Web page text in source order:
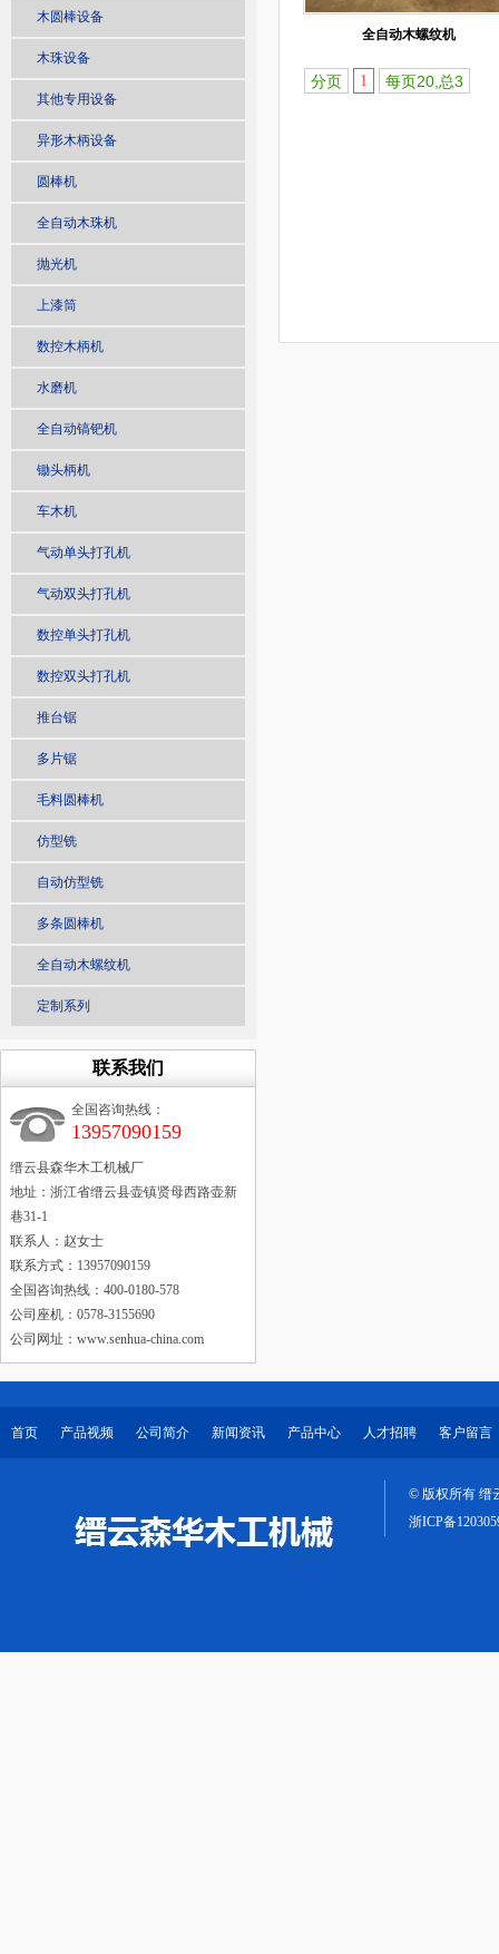
木圆棒设备
木珠设备
其他专用设备
异形木柄设备
圆棒机
全自动木珠机
抛光机
上漆筒
数控木柄机
水磨机
全自动镐钯机
锄头柄机
车木机
气动单头打孔机
气动双头打孔机
数控单头打孔机
数控双头打孔机
推台锯
多片锯
毛料圆棒机
仿型铣
自动仿型铣
多条圆棒机
全自动木螺纹机
定制系列
联系我们
全国咨询热线：
13957090159
缙云县森华木工机械厂
地址：浙江省缙云县壶镇贤母西路壶新
巷31-1
联系人：赵女士
联系方式：13957090159
全国咨询热线：400-0180-578
公司座机：0578-3155690
公司网址：www.senhua-china.com
全自动木螺纹机
分页 1 每页20,总3
首页 产品视频 公司简介 新闻资讯 产品中心 人才招聘 客户留言
© 版权所有 缙
浙ICP备